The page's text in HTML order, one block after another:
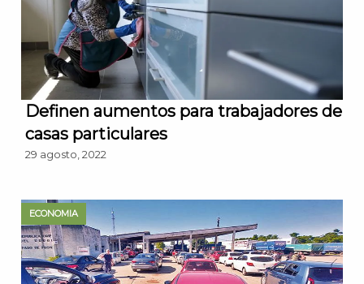
Definen aumentos para trabajadores de
casas particulares
29 agosto, 2022
ECONOMIA